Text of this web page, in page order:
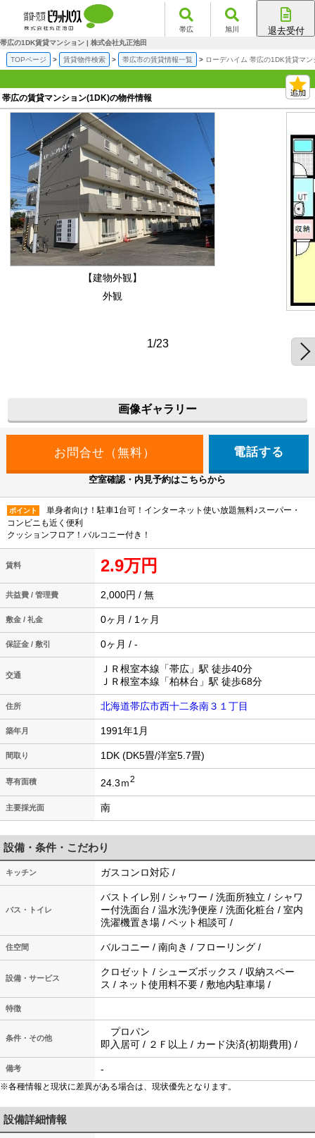
帯広 旭川 退去受付
帯広の1DK賃貸マンション | 株式会社丸正池田
TOPページ 賃貸物件検索 帯広市の賃貸情報一覧 ローデハイム 帯広の1DK賃貸マン
帯広の賃貸マンション(1DK)の物件情報
【建物外観】
外観
1/23
画像ギャラリー
電話する
空室確認・内見予約はこちらから
ポイント
単身者向け！駐車1台可！インターネット使い放題無料♪スーパー・
コンビニも近く便利
クッションフロア！バルコニー付き！
賃料 2.9万円
共益費 / 管理費 2,000円 / 無
敷金 / 礼金 0ヶ月 / 1ヶ月
保証金 / 敷引 0ヶ月 / -
交通
ＪＲ根室本線「帯広」駅 徒歩40分
ＪＲ根室本線「柏林台」駅 徒歩68分
住所 北海道帯広市西十二条南３１丁目
築年月 1991年1月
間取り 1DK (DK5畳/洋室5.7畳)
専有面積 24.3ｍ2
主要採光面 南
設備・条件・こだわり
キッチン ガスコンロ対応 /
バス・トイレ
バストイレ別 / シャワー / 洗面所独立 / シャワ
ー付洗面台 / 温水洗浄便座 / 洗面化粧台 / 室内
洗濯機置き場 / ペット相談可 /
住空間 バルコニー / 南向き / フローリング /
設備・サービス
クロゼット / シューズボックス / 収納スペー
ス / ネット使用料不要 / 敷地内駐車場 /
特徴
条件・その他
プロパン
即入居可 / ２Ｆ以上 / カード決済(初期費用) /
備考 -
※各種情報と現状に差異がある場合は、現状優先となります。
設備詳細情報